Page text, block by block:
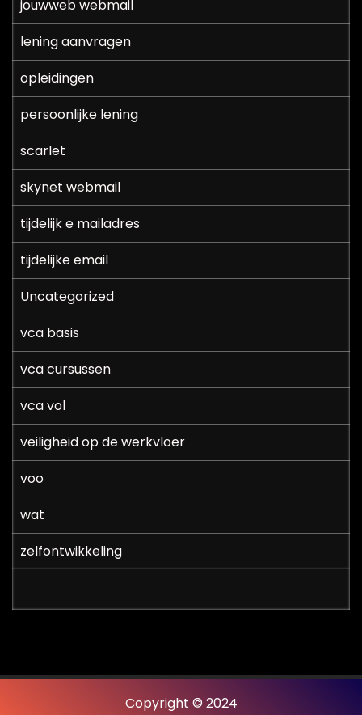
jouwweb webmail
lening aanvragen
opleidingen
persoonlijke lening
scarlet
skynet webmail
tijdelijk e mailadres
tijdelijke email
Uncategorized
vca basis
vca cursussen
vca vol
veiligheid op de werkvloer
voo
wat
zelfontwikkeling
Copyright © 2024